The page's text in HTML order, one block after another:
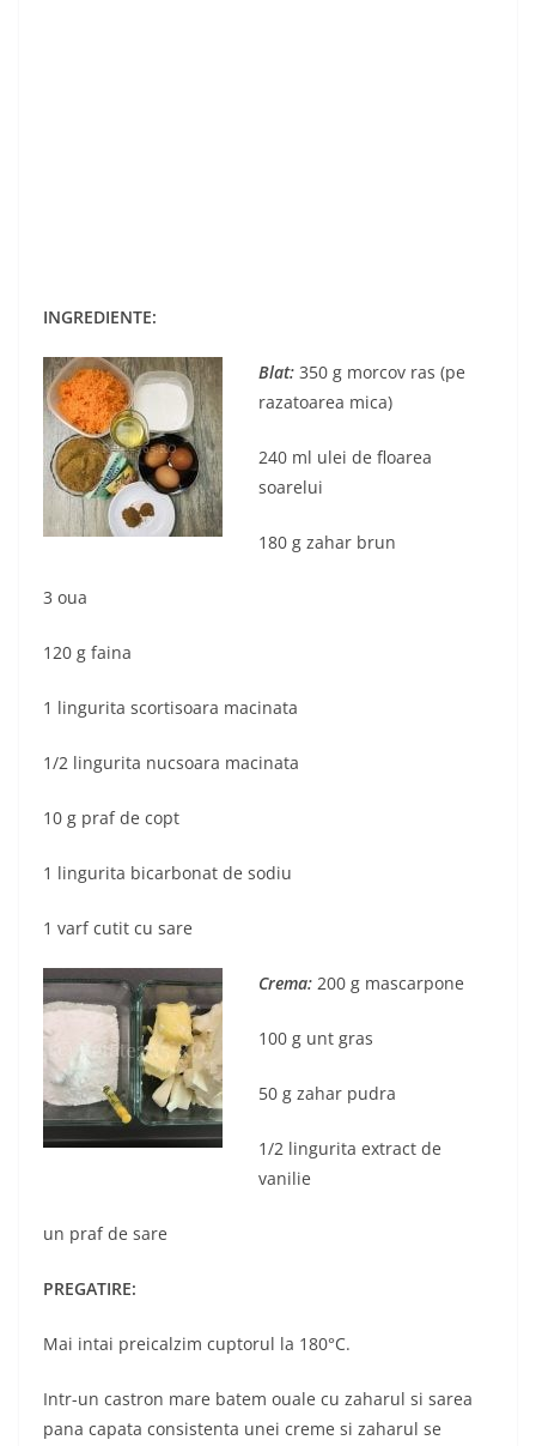
INGREDIENTE:
Blat: 350 g morcov ras (pe
razatoarea mica)
240 ml ulei de floarea
soarelui
180 g zahar brun
3 oua
120 g faina
1 lingurita scortisoara macinata
1/2 lingurita nucsoara macinata
10 g praf de copt
1 lingurita bicarbonat de sodiu
1 varf cutit cu sare
Crema: 200 g mascarpone
100 g unt gras
50 g zahar pudra
1/2 lingurita extract de
vanilie
un praf de sare
PREGATIRE:
Mai intai preicalzim cuptorul la 180°C.
Intr-un castron mare batem ouale cu zaharul si sarea
pana capata consistenta unei creme si zaharul se